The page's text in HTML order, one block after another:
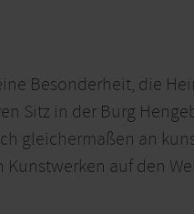
Besonderheit, die
Sitz in der Burg
gleichermaßen an
auf den